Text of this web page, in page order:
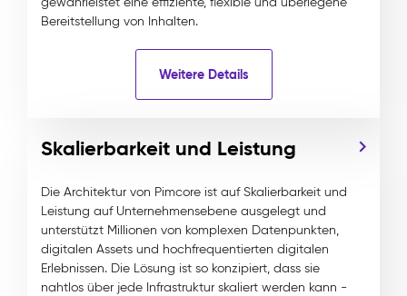
Bereitstellung von Inhalten.
Weitere Details
Skalierbarkeit und Leistung
Die Architektur von Pimcore ist auf Skalierbarkeit und
Leistung auf Unternehmensebene ausgelegt und
unterstützt Millionen von komplexen Datenpunkten,
digitalen Assets und hochfrequentierten digitalen
Erlebnissen. Die Lösung ist so konzipiert, dass sie
nahtlos über jede Infrastruktur skaliert werden kann -